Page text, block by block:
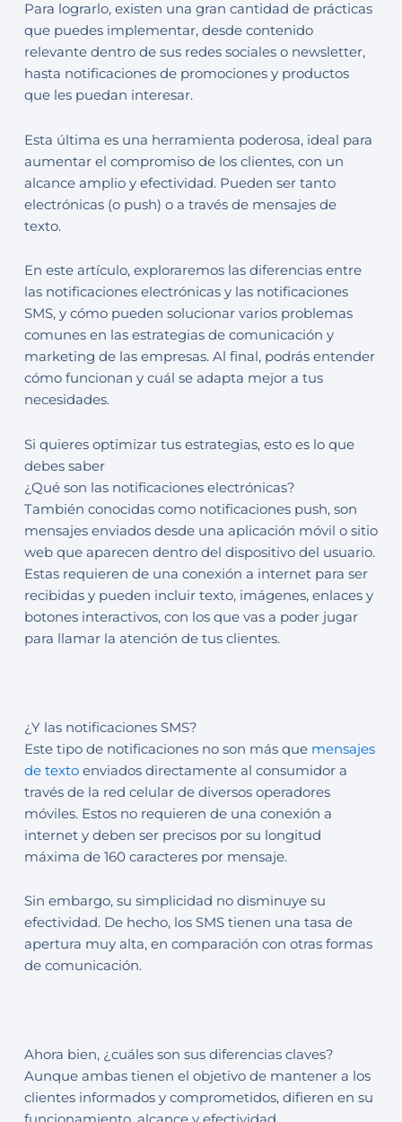
Para lograrlo, existen una gran cantidad de prácticas
que puedes implementar, desde contenido
relevante dentro de sus redes sociales o newsletter,
hasta notificaciones de promociones y productos
que les puedan interesar.
Esta última es una herramienta poderosa, ideal para
aumentar el compromiso de los clientes, con un
alcance amplio y efectividad. Pueden ser tanto
electrónicas (o push) o a través de mensajes de
texto.
En este artículo, exploraremos las diferencias entre
las notificaciones electrónicas y las notificaciones
SMS, y cómo pueden solucionar varios problemas
comunes en las estrategias de comunicación y
marketing de las empresas. Al final, podrás entender
cómo funcionan y cuál se adapta mejor a tus
necesidades.
Si quieres optimizar tus estrategias, esto es lo que
debes saber
¿Qué son las notificaciones electrónicas?
También conocidas como notificaciones push, son
mensajes enviados desde una aplicación móvil o sitio
web que aparecen dentro del dispositivo del usuario.
Estas requieren de una conexión a internet para ser
recibidas y pueden incluir texto, imágenes, enlaces y
botones interactivos, con los que vas a poder jugar
para llamar la atención de tus clientes.
¿Y las notificaciones SMS?
Este tipo de notificaciones no son más quemensajes
de textoenviados directamente al consumidor a
través de la red celular de diversos operadores
móviles. Estos no requieren de una conexión a
internet y deben ser precisos por su longitud
máxima de 160 caracteres por mensaje.
Sin embargo, su simplicidad no disminuye su
efectividad. De hecho, los SMS tienen una tasa de
apertura muy alta, en comparación con otras formas
de comunicación.
Ahora bien, ¿cuáles son sus diferencias claves?
Aunque ambas tienen el objetivo de mantener a los
clientes informados y comprometidos, difieren en su